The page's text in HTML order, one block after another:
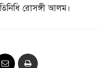
রোসঙ্গী আলম।